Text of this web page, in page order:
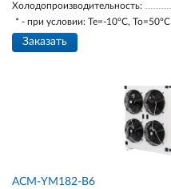
Холодопроизводительность:
* - при условии: Te=-10ºC, To=50ºC
Заказать
АСМ-YM182-В6